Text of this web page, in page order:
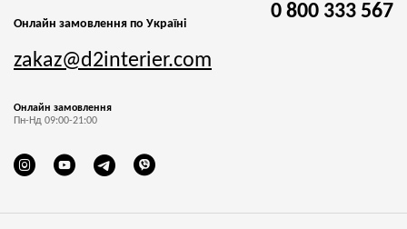
Онлайн замовлення по Україні
0 800 333 567
zakaz@d2interier.com
Онлайн замовлення
Пн-Нд 09:00-21:00